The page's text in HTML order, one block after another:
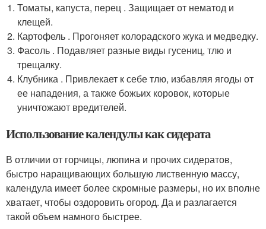
Томаты, капуста, перец . Защищает от нематод и
клещей.
Картофель . Прогоняет колорадского жука и медведку.
Фасоль . Подавляет разные виды гусениц, тлю и
трещалку.
Клубника . Привлекает к себе тлю, избавляя ягоды от
ее нападения, а также божьих коровок, которые
уничтожают вредителей.
Использование календулы как сидерата
В отличии от горчицы, люпина и прочих сидератов,
быстро наращивающих большую лиственную массу,
календула имеет более скромные размеры, но их вполне
хватает, чтобы оздоровить огород. Да и разлагается
такой объем намного быстрее.